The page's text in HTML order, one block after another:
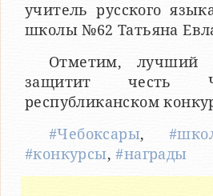
учитель русского
школы №62 Татьяна
Отметим, лучший
защитит честь
республиканском
#Чебоксары,
#конкурсы,#награды